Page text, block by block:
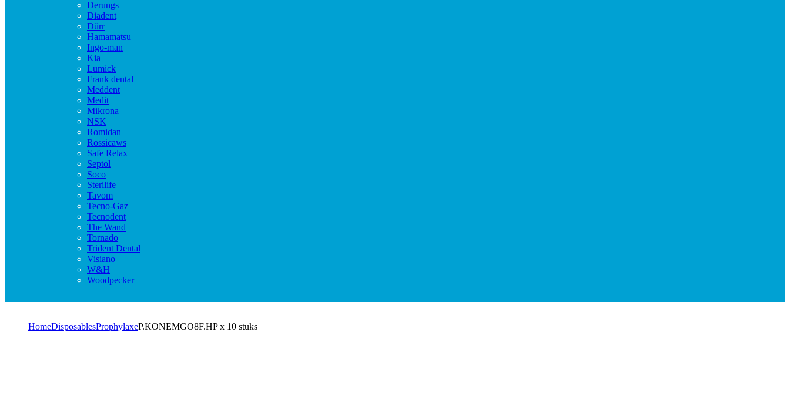
Derungs
Diadent
Dürr
Hamamatsu
Ingo-man
Kia
Lumick
Frank dental
Meddent
Medit
Mikrona
NSK
Romidan
Rossicaws
Safe Relax
Septol
Soco
Sterilife
Tavom
Tecno-Gaz
Tecnodent
The Wand
Tornado
Trident Dental
Visiano
W&H
Woodpecker
HomeDisposablesProphylaxeP.KONEMGO8F.HP x 10 stuks